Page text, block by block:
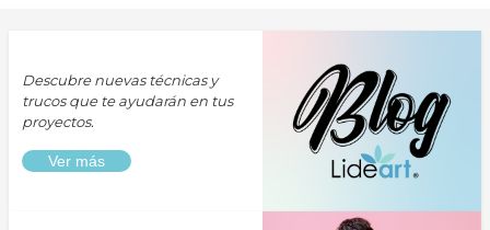
Descubre nuevas técnicas y
trucos que te ayudarán en tus
proyectos.
Ver más